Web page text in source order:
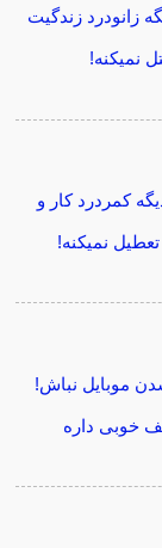
زانودرد زندگیت
نمیکنه!
کمردرد کار و
نمیکنه!
موبایل نباش!
خوبی داره